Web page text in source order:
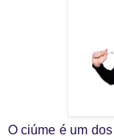
O ciúme é um